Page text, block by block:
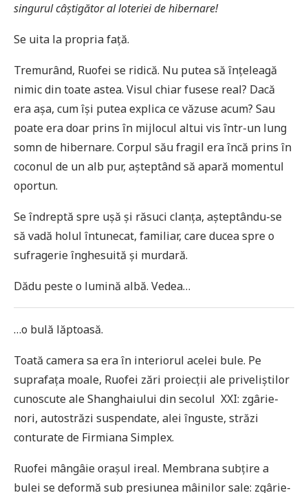
singurul câștigător al loteriei de hibernare!
Se uita la propria față.
Tremurând, Ruofei se ridică. Nu putea să înțeleagă
nimic din toate astea. Visul chiar fusese real? Dacă
era așa, cum își putea explica ce văzuse acum? Sau
poate era doar prins în mijlocul altui vis într-un lung
somn de hibernare. Corpul său fragil era încă prins în
coconul de un alb pur, așteptând să apară momentul
oportun.
Se îndreptă spre ușă și răsuci clanța, așteptându-se
să vadă holul întunecat, familiar, care ducea spre o
sufragerie înghesuită și murdară.
Dădu peste o lumină albă. Vedea…
…o bulă lăptoasă.
Toată camera sa era în interiorul acelei bule. Pe
suprafața moale, Ruofei zări proiecții ale priveliștilor
cunoscute ale Shanghaiului din secolul XXI: zgârie-
nori, autostrăzi suspendate, alei înguste, străzi
conturate de Firmiana Simplex.
Ruofei mângâie orașul ireal. Membrana subțire a
bulei se deformă sub presiunea mâinilor sale: zgârie-